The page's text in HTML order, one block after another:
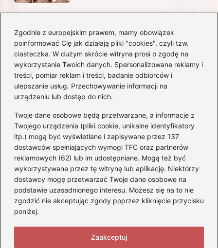
Zgodnie z europejskim prawem, mamy obowiązek
poinformować Cię jak działają pliki "cookies", czyli tzw.
ciasteczka. W dużym skrócie witryna prosi o zgodę na
wykorzystanie Twoich danych. Spersonalizowane reklamy i
treści, pomiar reklam i treści, badanie odbiorców i
ulepszanie usług. Przechowywanie informacji na
urządzeniu lub dostęp do nich.
Twoje dane osobowe będą przetwarzane, a informacje z
Twojego urządzenia (pliki cookie, unikalne identyfikatory
itp.) mogą być wyświetlane i zapisywane przez 137
dostawców spełniających wymogi TFC oraz partnerów
reklamowych (62) lub im udostępniane. Mogą też być
wykorzystywane przez tę witrynę lub aplikację. Niektórzy
dostawcy mogę przetwarzać Twoje dane osobowe na
podstawie uzasadnionego interesu. Możesz się na to nie
zgodzić nie akceptując zgody poprzez kliknięcie przycisku
poniżej.
Zaakceptuj
Czy Jarosław Kaczyński
posiada prawo jazdy? Oto
prawda, którą warto znać!
Kategorie
Akumulatory(71)
Benzyna i Diesel(68)
Motocykle(47)
Opony(77)
Prawo jazdy(75)
Samochody(275)
Silniki(83)